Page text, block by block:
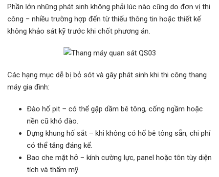
Phần lớn những phát sinh không phải lúc nào cũng do đơn vị thi
công – nhiều trường hợp đến từ thiếu thông tin hoặc thiết kế
không khảo sát kỹ trước khi chốt phương án.
Các hạng mục dễ bị bỏ sót và gây phát sinh khi thi công thang
máy gia đình:
Đào hố pit – có thể gặp dầm bê tông, cống ngầm hoặc
nền cũ khó đào.
Dựng khung hố sắt – khi không có hố bê tông sẵn, chi phí
có thể tăng đáng kể.
Bao che mặt hở – kính cường lực, panel hoặc tôn tùy diện
tích và thẩm mỹ.